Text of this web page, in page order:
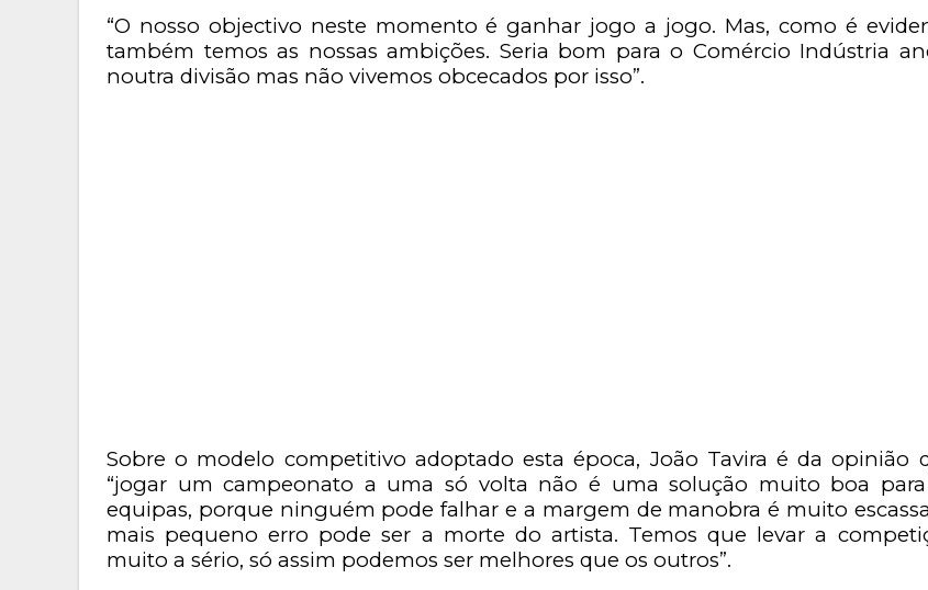
“O nosso objectivo neste momento é ganhar jogo a jogo. Mas, como é
também temos as nossas ambições. Seria bom para o Comércio Indústria
noutra divisão mas não vivemos obcecados por isso”.
Sobre o modelo competitivo adoptado esta época, João Tavira é da opinião
“jogar um campeonato a uma só volta não é uma solução muito boa
equipas, porque ninguém pode falhar e a margem de manobra é muito
mais pequeno erro pode ser a morte do artista. Temos que levar a
muito a sério, só assim podemos ser melhores que os outros”.